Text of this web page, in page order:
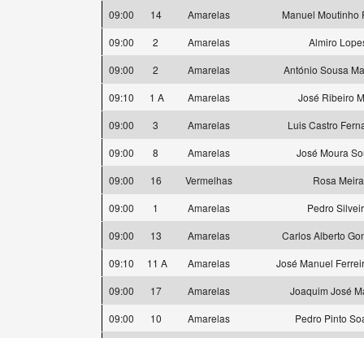
09:00
14 Amarelas
Manuel Moutinho
09:00
2 Amarelas
Almiro
09:00
2 Amarelas
António Sousa
09:10
1 A Amarelas
José Ribeiro
09:00
3 Amarelas
Luis Castro
09:00
8 Amarelas
José Moura
09:00
16 Vermelhas
Rosa Meira
09:00
1 Amarelas
Pedro
09:00
13 Amarelas
Carlos Alberto
09:10
11 A Amarelas
José Manuel
09:00
17 Amarelas
Joaquim José
09:00
10 Amarelas
Pedro Pinto